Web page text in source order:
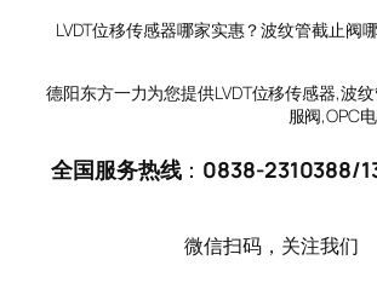
LVDT位移传感器哪家实惠？波纹管截止阀
德阳东方一力为您提供LVDT位移传感器,波
服阀,OPC
全国服务热线： 0838-2310388/
微信扫码，关注我们